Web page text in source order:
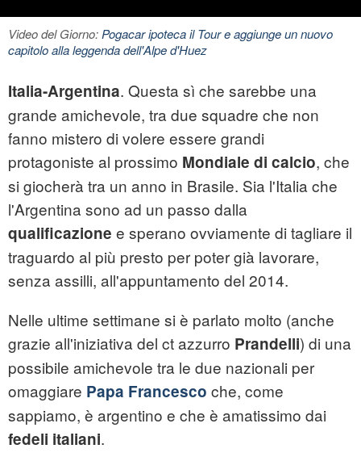
Video del Giorno: Pogacar ipoteca il Tour e aggiunge un nuovo
capitolo alla leggenda dell'Alpe d'Huez
Italia-Argentina. Questa sì che sarebbe una
grande amichevole, tra due squadre che non
fanno mistero di volere essere grandi
protagoniste al prossimo Mondiale di calcio, che
si giocherà tra un anno in Brasile. Sia l'Italia che
l'Argentina sono ad un passo dalla
qualificazione e sperano ovviamente di tagliare il
traguardo al più presto per poter già lavorare,
senza assilli, all'appuntamento del 2014.
Nelle ultime settimane si è parlato molto (anche
grazie all'iniziativa del ct azzurro Prandelli) di una
possibile amichevole tra le due nazionali per
omaggiare Papa Francesco che, come
sappiamo, è argentino e che è amatissimo dai
fedeli italiani.